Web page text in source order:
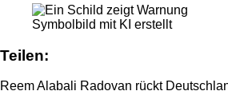
Symbolbild mit KI erstellt
Teilen:
Reem Alabali Radovan rückt